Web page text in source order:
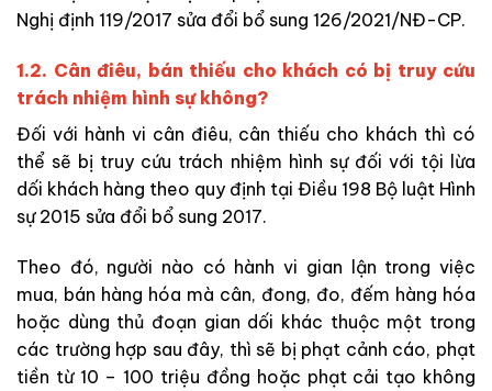
Nghị định 119/2017 sửa đổi bổ sung 126/2021/NĐ-CP.
1.2. Cân điêu, bán thiếu cho khách có bị truy cứu
trách nhiệm hình sự không?
Đối với hành vi cân điêu, cân thiếu cho khách thì có
thể sẽ bị truy cứu trách nhiệm hình sự đối với tội lừa
dối khách hàng theo quy định tại Điều 198 Bộ luật Hình
sự 2015 sửa đổi bổ sung 2017.
Theo đó, người nào có hành vi gian lận trong việc
mua, bán hàng hóa mà cân, đong, đo, đếm hàng hóa
hoặc dùng thủ đoạn gian dối khác thuộc một trong
các trường hợp sau đây, thì sẽ bị phạt cảnh cáo, phạt
tiền từ 10 – 100 triệu đồng hoặc phạt cải tạo không